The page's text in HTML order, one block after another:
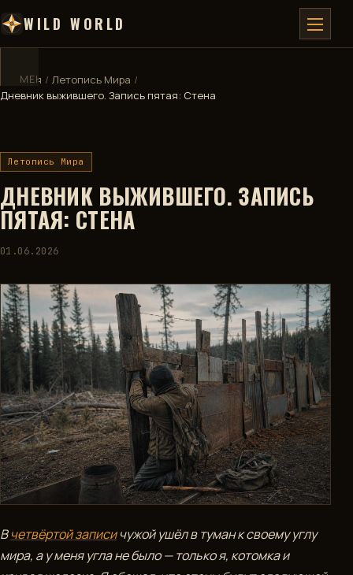
WILD WORLD
МЕНЮ ✕
ДЕВБЛОГ
ВИКИ
КАРТА
🧮
КАЛЬКУЛЯТОР
🏅
ДОСТИЖЕНИЯ
РАЗДЕЛЫ
DEVBLOG
NPC
ИНФОРМАЦИЯ
Главная / Летопись Мира /
Дневник выжившего. Запись пятая: Стена
Летопись Мира
ДНЕВНИК ВЫЖИВШЕГО. ЗАПИСЬ
ПЯТАЯ: СТЕНА
01.06.2026
Вчетвёртой записичужой ушёл в туман к своему углу
мира, а у меня угла не было — только я, котомка и